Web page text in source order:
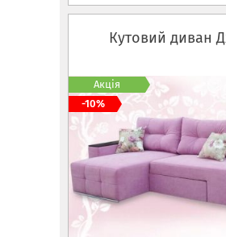
Кутовий диван
Акція
-10%